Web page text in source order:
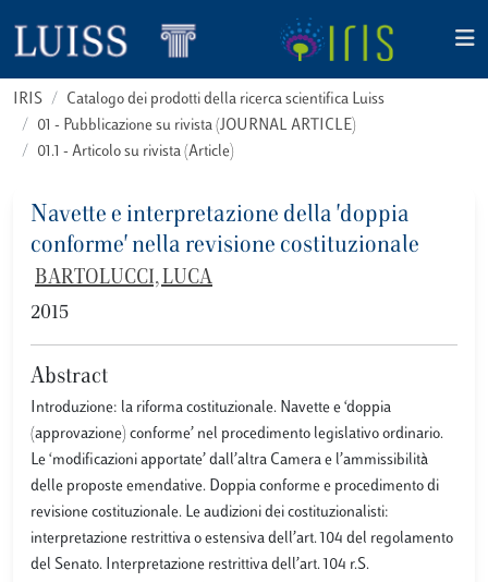
IRIS
Catalogo dei prodotti della ricerca scientifica Luiss
01 - Pubblicazione su rivista (JOURNAL ARTICLE)
01.1 - Articolo su rivista (Article)
Navette e interpretazione della 'doppia
conforme' nella revisione costituzionale
BARTOLUCCI, LUCA
2015
Abstract
Introduzione: la riforma costituzionale. Navette e ‘doppia
(approvazione) conforme’ nel procedimento legislativo ordinario.
Le ‘modificazioni apportate’ dall’altra Camera e l’ammissibilità
delle proposte emendative. Doppia conforme e procedimento di
revisione costituzionale. Le audizioni dei costituzionalisti:
interpretazione restrittiva o estensiva dell’art. 104 del regolamento
del Senato. Interpretazione restrittiva dell’art. 104 r.S.